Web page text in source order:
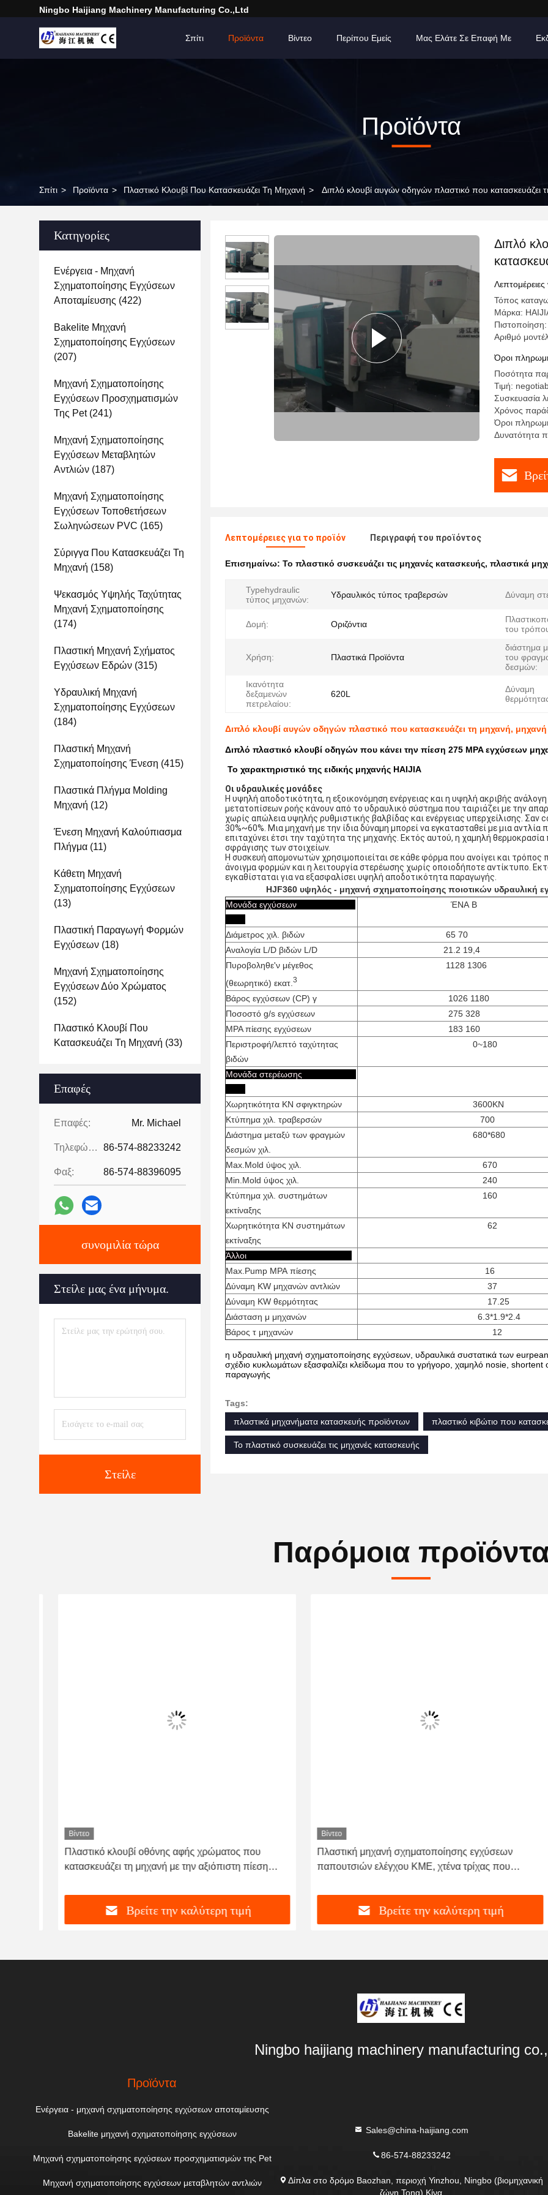
Ningbo Haijiang Machinery Manufacturing Co.,Ltd
Σπίτι Προϊόντα Βίντεο Περίπου Εμείς Μας Ελάτε Σε Επαφή Με
Προϊόντα
Σπίτι > Προϊόντα > Πλαστικό Κλουβί Που Κατασκευάζει Τη Μηχανή > Διπλό κλουβί αυγών οδηγών πλαστικό που
Κατηγορίες
Ενέργεια - Μηχανή
Σχηματοποίησης Εγχύσεων
Αποταμίευσης (422)
Bakelite Μηχανή
Σχηματοποίησης Εγχύσεων
(207)
Μηχανή Σχηματοποίησης
Εγχύσεων Προσχηματισμών
Της Pet(241)
Μηχανή Σχηματοποίησης
Εγχύσεων Μεταβλητών
Αντλιών (187)
Μηχανή Σχηματοποίησης
Εγχύσεων Τοποθετήσεων
Σωληνώσεων PVC (165)
Σύριγγα Που Κατασκευάζει Τη
Μηχανή (158)
Ψεκασμός Υψηλής Ταχύτητας
Μηχανή Σχηματοποίησης
(174)
Πλαστική Μηχανή Σχήματος
Εγχύσεων Εδρών (315)
Υδραυλική Μηχανή
Σχηματοποίησης Εγχύσεων
(184)
Πλαστική Μηχανή
Σχηματοποίησης Ένεση (415)
Πλαστικά Πλήγμα Molding
Μηχανή (12)
Ένεση Μηχανή Καλούπιασμα
Πλήγμα (11)
Κάθετη Μηχανή
Σχηματοποίησης Εγχύσεων
(13)
Πλαστική Παραγωγή Φορμών
Εγχύσεων (18)
Μηχανή Σχηματοποίησης
Εγχύσεων Δύο Χρώματος
(152)
Πλαστικό Κλουβί Που
Κατασκευάζει Τη Μηχανή (33)
Επαφές
Επαφές: Mr. Michael
Τηλεφώνημα: 86-574-88233242
Φαξ: 86-574-88396095
συνομιλία τώρα
Στείλε μας ένα μήνυμα.
Στείλε
Διπλό
Τόπος
Μάρκα:
Αριθμό
Όροι
Ποσότητα
Τιμή:
Συσκευασία
Χρόνος
Όροι
Δυνατότητα
Λεπτομέρειες για το προϊόν Περιγραφή του προϊόντος
Επισημαίνω: Το πλαστικό συσκευάζει τις μηχανές κατασκευής, πλαστικά
Typehydraulic
τύπος μηχανών:
Υδραυλικός τύπος τραβερσών Δύναμη
Δομή: Οριζόντια
του
Χρήση: Πλαστικά Προϊόντα
διάστημα
του
δεσμών:
Ικανότητα
δεξαμενών
πετρελαίου:
620L
Δύναμη
Διπλό κλουβί αυγών οδηγών πλαστικό που κατασκευάζει τη μηχανή,
Διπλό πλαστικό κλουβί οδηγών που κάνει την πίεση 275 MPA εγχύσεων
Το χαρακτηριστικό της ειδικής μηχανής HAIJIA
Οι υδραυλικές μονάδες
Η υψηλή αποδοτικότητα, η εξοικονόμηση ενέργειας και η υψηλή ακριβής
μετατοπίσεων ροής κάνουν από το υδραυλικό σύστημα που ταιριάζει με την
χωρίς απώλεια υψηλής ρυθμιστικής βαλβίδας και ενέργειας υπερχείλισης.
30%~60%. Μια μηχανή με την ίδια δύναμη μπορεί να εγκατασταθεί με μια
επιταχύνει έτσι την ταχύτητα της μηχανής. Εκτός αυτού, η χαμηλή
σφράγισης των στοιχείων.
Η συσκευή απομονωτών χρησιμοποιείται σε κάθε φόρμα που ανοίγει και
άνοιγμα φορμών και η λειτουργία στερέωσης χωρίς οποιοδήποτε αντίκτυπο.
εγκαθίσταται για να εξασφαλίσει υψηλή αποδοτικότητα παραγωγής.
HJF360 υψηλός - μηχανή σχηματοποίησης ποιοτικών υδραυλική
Μονάδα εγχύσεων
ΈΝΑ Β
Διάμετρος χιλ. βιδών
65 70
Αναλογία L/D βιδών L/D
21.2 19,4
Πυροβοληθε'ν μέγεθος
(θεωρητικό) εκατ. 3
1128 1306
Βάρος εγχύσεων (CP) γ
1026 1180
Ποσοστό g/s εγχύσεων
275 328
MPA πίεσης εγχύσεων
183 160
Περιστροφή/λεπτό ταχύτητας
βιδών
0~180
Μονάδα στερέωσης
Χωρητικότητα KN σφιγκτηρών
3600KN
Κτύπημα χιλ. τραβερσών
700
Διάστημα μεταξύ των φραγμών
δεσμών χιλ.
680*680
Max.Mold ύψος χιλ.
670
Min.Mold ύψος χιλ.
240
Κτύπημα χιλ. συστημάτων
εκτίναξης
160
Χωρητικότητα KN συστημάτων
εκτίναξης
62
Άλλοι
Max.Pump MPA πίεσης
16
Δύναμη KW μηχανών αντλιών
37
Δύναμη KW θερμότητας
17.25
Διάσταση μ μηχανών
6.3*1.9*2.4
Βάρος τ μηχανών
12
η υδραυλική μηχανή σχηματοποίησης εγχύσεων, υδραυλικά συστατικά των
σχέδιο κυκλωμάτων εξασφαλίζει κλείδωμα που το γρήγορο, χαμηλό nosie, shortent
παραγωγής
Tags:
πλαστικά μηχανήματα κατασκευής προϊόντων
πλαστικό κιβώτιο που
Το πλαστικό συσκευάζει τις μηχανές κατασκευής
Παρόμοια
Βίντεο
Πλαστικό κλουβί οθόνης αφής χρώματος που
κατασκευάζει τη μηχανή με την αξιόπιστη πίεση
Βρείτε την καλύτερη τιμή
Βίντεο
Πλαστική μηχανή σχηματοποίησης εγχύσεων
παπουτσιών ελέγχου ΚΜΕ, χτένα τρίχας που
Βρείτε την καλύτερη τιμή
Ningbo haijiang machinery manufacturing
Προϊόντα
Ενέργεια - μηχανή σχηματοποίησης εγχύσεων αποταμίευσης
Bakelite μηχανή σχηματοποίησης εγχύσεων
Μηχανή σχηματοποίησης εγχύσεων προσχηματισμών της Pet
Μηχανή σχηματοποίησης εγχύσεων μεταβλητών αντλιών
Sales@china-haijiang.com
86-574-88233242
Δίπλα στο δρόμο Baozhan, περιοχή Yinzhou, Ningbo (βιομηχανική
ζώνη Tong) Κίνα